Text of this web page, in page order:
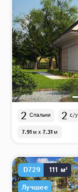
2 Спальни 2 с/у
7.91м x 7.31м
D729
111 м²
Лучшее